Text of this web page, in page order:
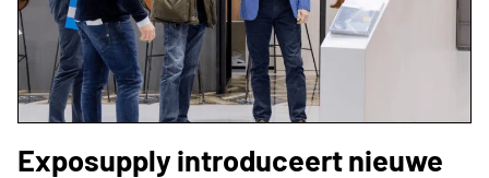
Exposupply introduceert nieuwe